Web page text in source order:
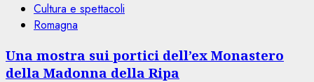
Cultura e spettacoli
Romagna
Una mostra sui portici dell’ex Monastero
della Madonna della Ripa